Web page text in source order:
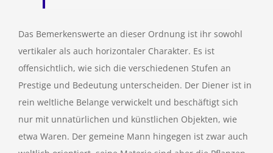
Das Bemerkenswerte an dieser Ordnung ist ihr sowohl
vertikaler als auch horizontaler Charakter. Es ist
offensichtlich, wie sich die verschiedenen Stufen an
Prestige und Bedeutung unterscheiden. Der Diener ist in
rein weltliche Belange verwickelt und beschäftigt sich
nur mit unnatürlichen und künstlichen Objekten, wie
etwa Waren. Der gemeine Mann hingegen ist zwar auch